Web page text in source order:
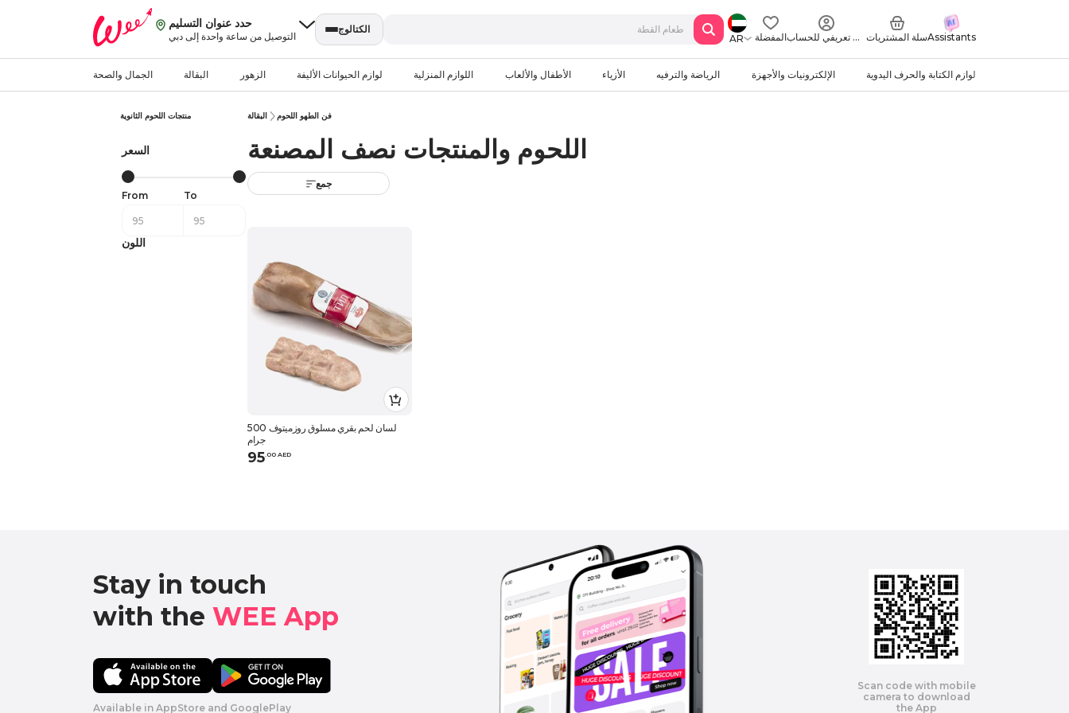
حدد عنوان التسليم
التوصيل من ساعة واحدة إلى دبي
الكتالوج
AR
المفضلة ملف تعريفي للحساب سلة المشترياتAssistants
الجمال والصحة البقالة الزهور لوازم الحيوانات الأليفة اللوازم المنزلية الأطفال والألعاب الأزياء الرياضة والترفيه الإلكترونيات والأجهزة لوازم الكتابة والحرف اليدوية
البقالة فن الطهو اللحوم
اللحوم والمنتجات نصف المصنعة
جمع
لسان لحم بقري مسلوق روزميتوف 500
جرام
95.00 AED
منتجات اللحوم الثانوية
السعر
From To
اللون
Stay in touch
with the WEE App
Available in AppStore and GooglePlay
Scan code with mobile
camera to download
the App